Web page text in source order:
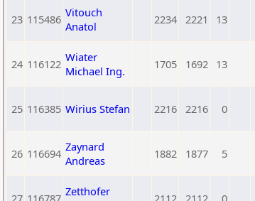
23 115486 Vitouch
Anatol
2234 2221 13
24 116122 Wiater
Michael Ing.
1705 1692 13
25 116385 Wirius Stefan 2216 2216 0
26 116694 Zaynard
Andreas
1882 1877 5
27 116787 Zetthofer
2112 2112 0